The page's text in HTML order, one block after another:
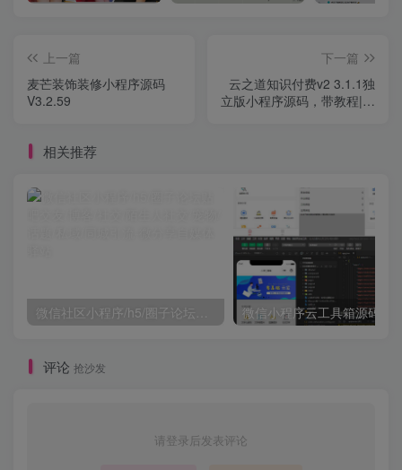
上一篇
麦芒装饰装修小程序源码
V3.2.59
下一篇
云之道知识付费v2 3.1.1独
立版小程序源码，带教程|非
相关推荐
微信小程序云工具箱源码
评论 抢沙发
请登录后发表评论